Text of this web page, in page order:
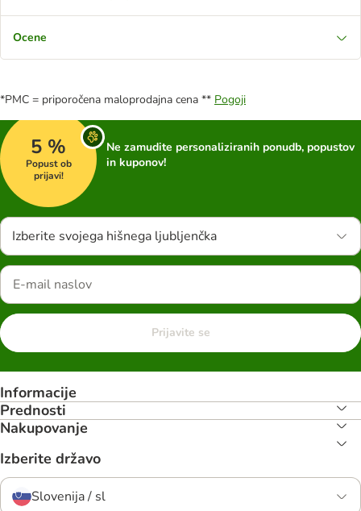
Ocene
*PMC = priporočena maloprodajna cena ** Pogoji
5 %
Popust ob
prijavi!
Ne zamudite personaliziranih ponudb, popustov
in kuponov!
Izberite svojega hišnega ljubljenčka
Prijavite se
Informacije
Prednosti
Nakupovanje
Izberite državo
Slovenija / sl